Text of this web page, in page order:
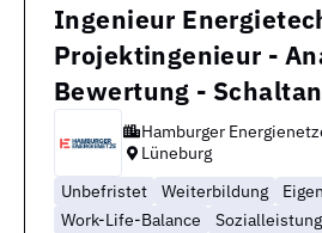
Ingenieur
Projektingenieur -
Bewertung -
Hamburger
Lüneburg
Unbefristet
Weiterbildung
Work-Life-Balance